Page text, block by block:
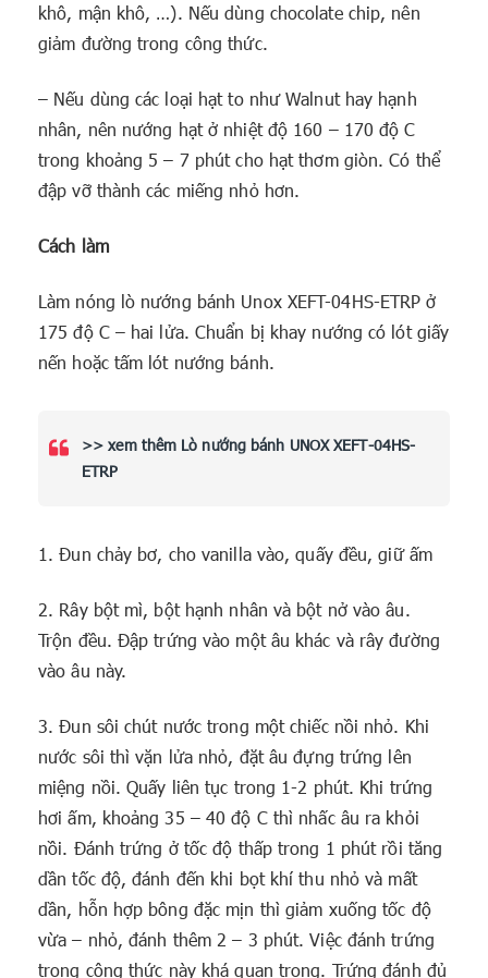
khô, mận khô, …). Nếu dùng chocolate chip, nên
giảm đường trong công thức.
– Nếu dùng các loại hạt to như Walnut hay hạnh
nhân, nên nướng hạt ở nhiệt độ 160 – 170 độ C
trong khoảng 5 – 7 phút cho hạt thơm giòn. Có thể
đập vỡ thành các miếng nhỏ hơn.
Cách làm
Làm nóng lò nướng bánh Unox XEFT-04HS-ETRP ở
175 độ C – hai lửa. Chuẩn bị khay nướng có lót giấy
nến hoặc tấm lót nướng bánh.
>> xem thêm Lò nướng bánh UNOX XEFT-04HS-
ETRP
1. Đun chảy bơ, cho vanilla vào, quấy đều, giữ ấm
2. Rây bột mì, bột hạnh nhân và bột nở vào âu.
Trộn đều. Đập trứng vào một âu khác và rây đường
vào âu này.
3. Đun sôi chút nước trong một chiếc nồi nhỏ. Khi
nước sôi thì vặn lửa nhỏ, đặt âu đựng trứng lên
miệng nồi. Quấy liên tục trong 1-2 phút. Khi trứng
hơi ấm, khoảng 35 – 40 độ C thì nhấc âu ra khỏi
nồi. Đánh trứng ở tốc độ thấp trong 1 phút rồi tăng
dần tốc độ, đánh đến khi bọt khí thu nhỏ và mất
dần, hỗn hợp bông đặc mịn thì giảm xuống tốc độ
vừa – nhỏ, đánh thêm 2 – 3 phút. Việc đánh trứng
trong công thức này khá quan trọng. Trứng đánh đủ